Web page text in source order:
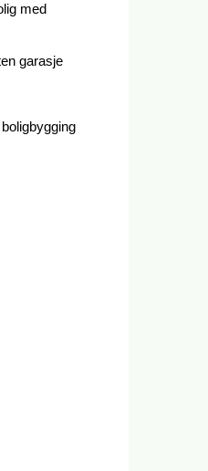
med
garasje